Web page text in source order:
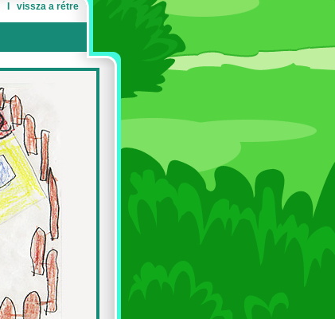
vissza a rétre